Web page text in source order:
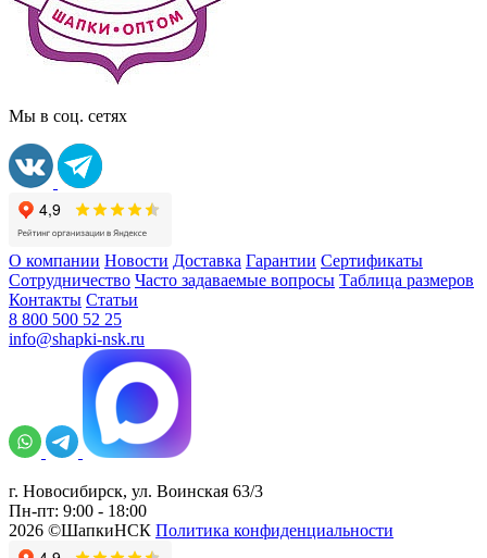
Мы в соц. сетях
О компании Новости Доставка Гарантии Сертификаты
Сотрудничество Часто задаваемые вопросы Таблица размеров
Контакты Статьи
8 800 500 52 25
info@shapki-nsk.ru
г. Новосибирск, ул. Воинская 63/3
Пн-пт: 9:00 - 18:00
2026 ©ШапкиНСК Политика конфиденциальности